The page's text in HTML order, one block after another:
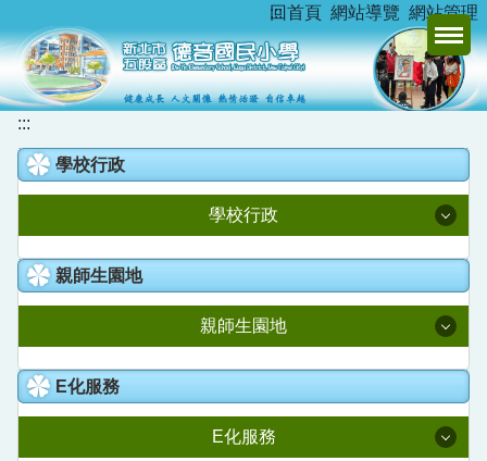
到
主
要
內
容
區
:::
回首頁 網站導覽 網站管理
:::
學校行政
學校行政
校長室
學輔處
親師生園地
親師生園地
升學資訊
E化服務
E化服務